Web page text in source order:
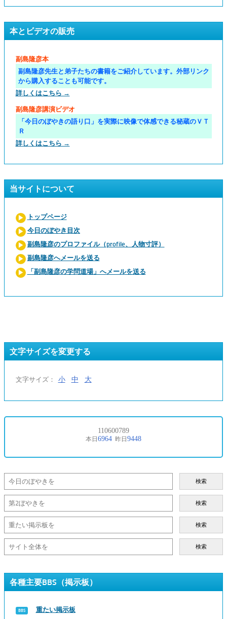
本とビデオの販売
副島隆彦本
副島隆彦先生と弟子たちの書籍をご紹介しています。外部リンク
から購入することも可能です。
詳しくはこちら →
副島隆彦講演ビデオ
「今日のぼやきの語り口」を実際に映像で体感できる秘蔵のＶＴ
Ｒ
詳しくはこちら →
当サイトについて
トップページ
今日のぼやき目次
副島隆彦のプロファイル（profile、人物寸評）
副島隆彦へメールを送る
「副島隆彦の学問道場」へメールを送る
文字サイズを変更する
文字サイズ： 小 中 大
検索
検索
検索
検索
各種主要BBS（掲示板）
重たい掲示板